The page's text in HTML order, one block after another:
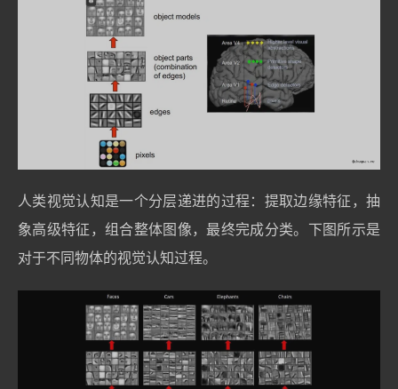
人类视觉认知是一个分层递进的过程：提取边缘特征，抽
象高级特征，组合整体图像，最终完成分类。下图所示是
对于不同物体的视觉认知过程。